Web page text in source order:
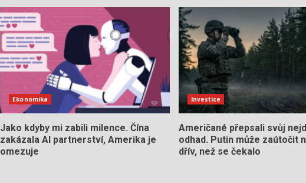
Ekonomika
Jako kdyby mi zabili milence. Čína
zakázala AI partnerství, Amerika je
omezuje
Investice
Američané přepsali svůj
odhad. Putin může zaútočit
dřív, než se čekalo